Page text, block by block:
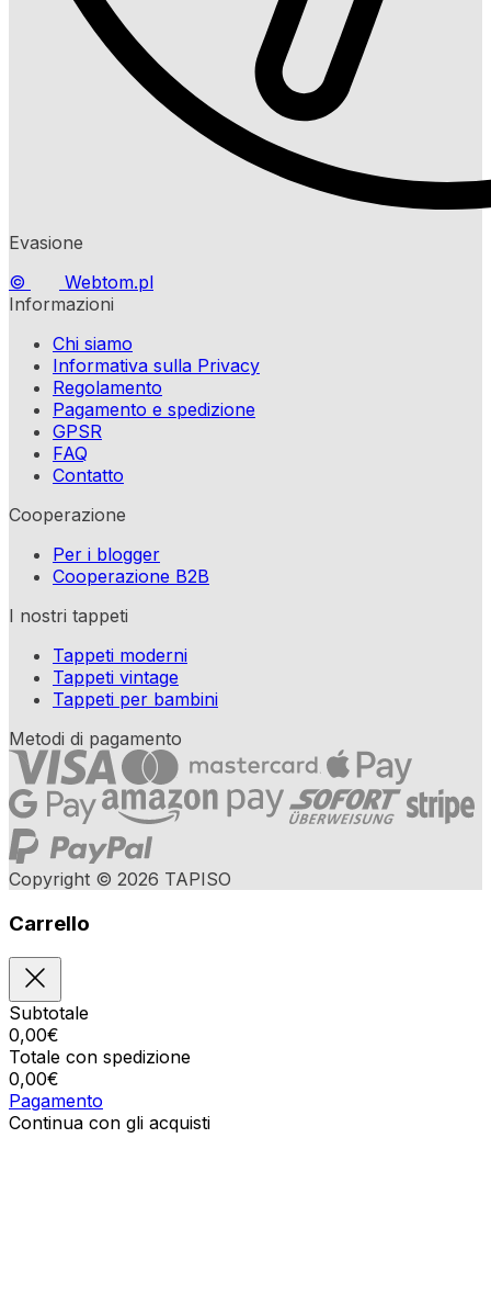
Evasione
©
Webtom.pl
Informazioni
Chi siamo
Informativa sulla Privacy
Regolamento
Pagamento e spedizione
GPSR
FAQ
Contatto
Cooperazione
Per i blogger
Cooperazione B2B
I nostri tappeti
Tappeti moderni
Tappeti vintage
Tappeti per bambini
Metodi di pagamento
Copyright © 2026 TAPISO
Carrello
Subtotale
0,00€
Totale con spedizione
0,00€
Pagamento
Continua con gli acquisti